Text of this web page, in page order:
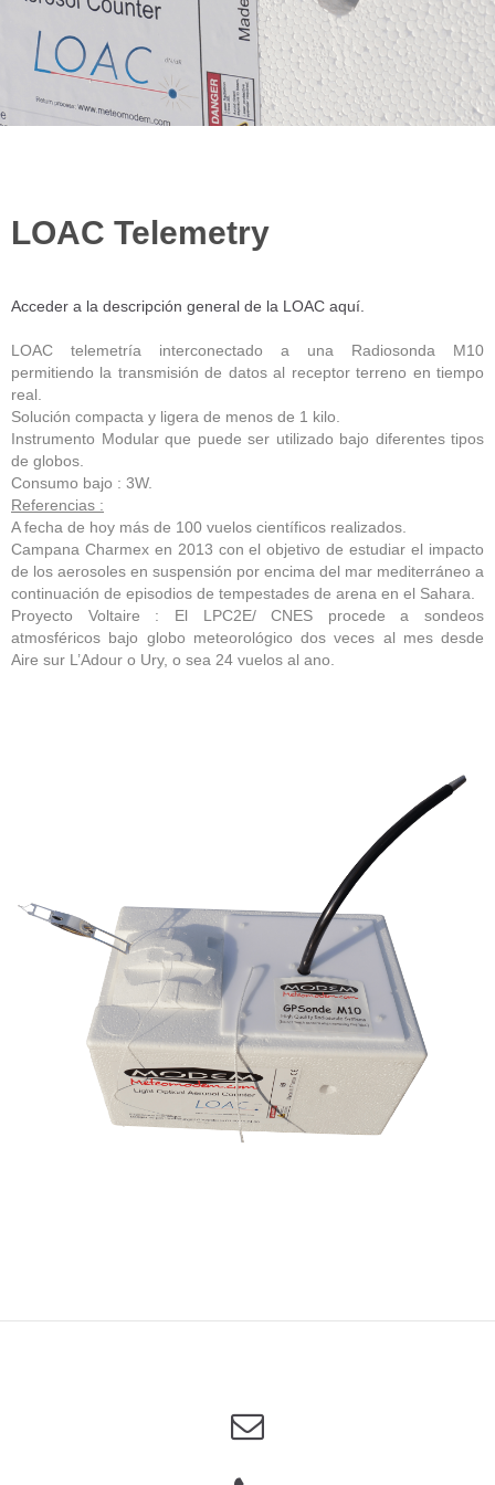
LOAC Telemetry
Acceder a la descripción general de la LOAC aquí.
LOAC telemetría interconectado a una Radiosonda M10
permitiendo la transmisión de datos al receptor terreno en tiempo
real.
Solución compacta y ligera de menos de 1 kilo.
Instrumento Modular que puede ser utilizado bajo diferentes tipos
de globos.
Consumo bajo : 3W.
Referencias :
A fecha de hoy más de 100 vuelos científicos realizados.
Campana Charmex en 2013 con el objetivo de estudiar el impacto
de los aerosoles en suspensión por encima del mar mediterráneo a
continuación de episodios de tempestades de arena en el Sahara.
Proyecto Voltaire : El LPC2E/ CNES procede a sondeos
atmosféricos bajo globo meteorológico dos veces al mes desde
Aire sur L’Adour o Ury, o sea 24 vuelos al ano.
Previous